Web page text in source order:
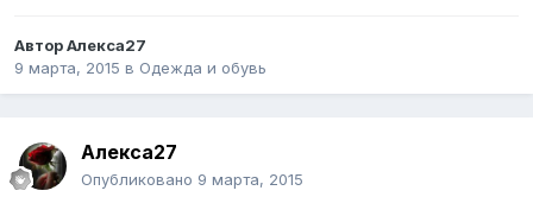
АвторАлекса27
9 марта, 2015 в Одежда и обувь
Алекса27
Опубликовано 9 марта, 2015